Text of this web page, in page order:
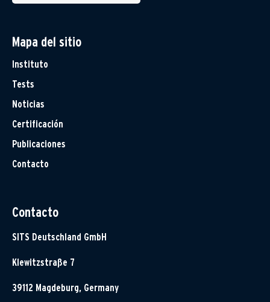
Mapa del sitio
Instituto
Tests
Noticias
Certificación
Publicaciones
Contacto
Contacto
SITS Deutschland GmbH
Klewitzstraße 7
39112 Magdeburg, Germany